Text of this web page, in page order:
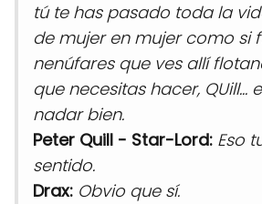
tú te has pasado toda la
de mujer en mujer como si
nenúfares que ves allí
que necesitas hacer, QUill...
nadar bien.
Peter Quill - Star-Lord: Eso
sentido.
Drax: Obvio que sí.